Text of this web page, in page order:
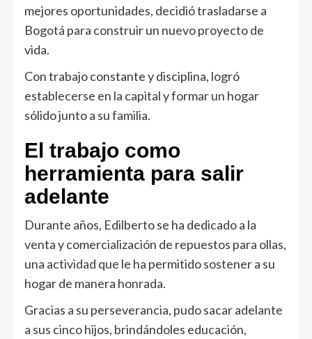
mejores oportunidades, decidió trasladarse a
Bogotá para construir un nuevo proyecto de
vida.
Con trabajo constante y disciplina, logró
establecerse en la capital y formar un hogar
sólido junto a su familia.
El trabajo como
herramienta para salir
adelante
Durante años, Edilberto se ha dedicado a la
venta y comercialización de repuestos para ollas,
una actividad que le ha permitido sostener a su
hogar de manera honrada.
Gracias a su perseverancia, pudo sacar adelante
a sus cinco hijos, brindándoles educación,